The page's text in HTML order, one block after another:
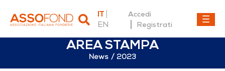
IT
EN
Accedi
Registrati
AREA STAMPA
News 2023